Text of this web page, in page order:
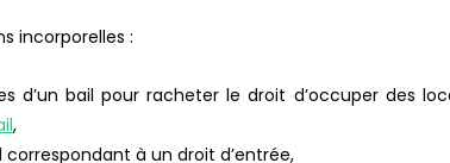
incorporelles :
d’un bail pour racheter le droit d’occuper des
,
à un droit d’entrée,